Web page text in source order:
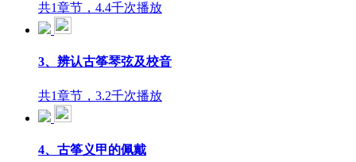
共1章节，4.4千次播放
3、辨认古筝琴弦及校音
共1章节，3.2千次播放
4、古筝义甲的佩戴